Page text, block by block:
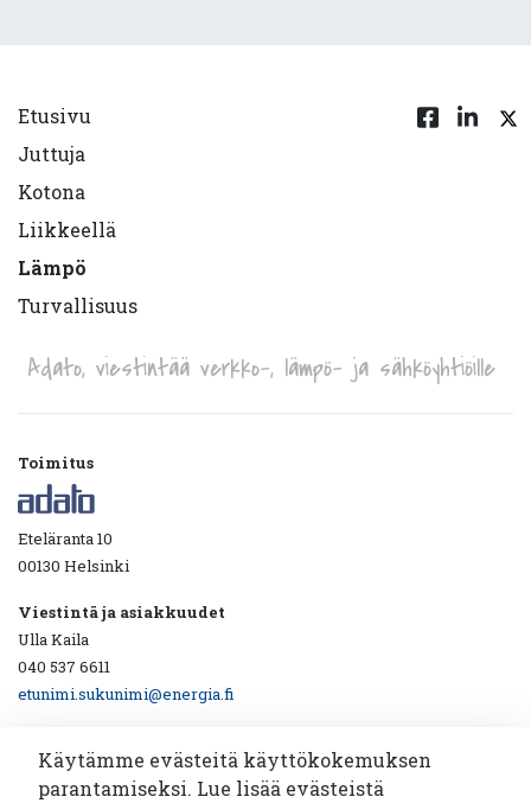
Etusivu
Juttuja
Kotona
Liikkeellä
Lämpö
Turvallisuus
Adato, viestintää verkko-, lämpö- ja sähköyhtiöille
Toimitus
Eteläranta 10
00130 Helsinki
Viestintä ja asiakkuudet
Ulla Kaila
040 537 6611
etunimi.sukunimi@energia.fi
Käytämme evästeitä käyttökokemuksen
parantamiseksi. Lue lisää evästeistä